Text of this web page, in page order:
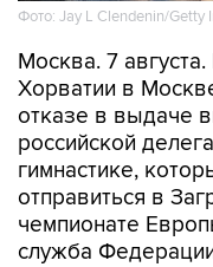
Фото: Jay L Clendenin/Getty
Москва. 7
Хорватии в
отказе в выдаче
российской
гимнастике,
отправиться в
чемпионате
служба